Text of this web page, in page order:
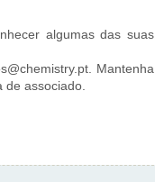
algumas das suas
Mantenha
de associado.